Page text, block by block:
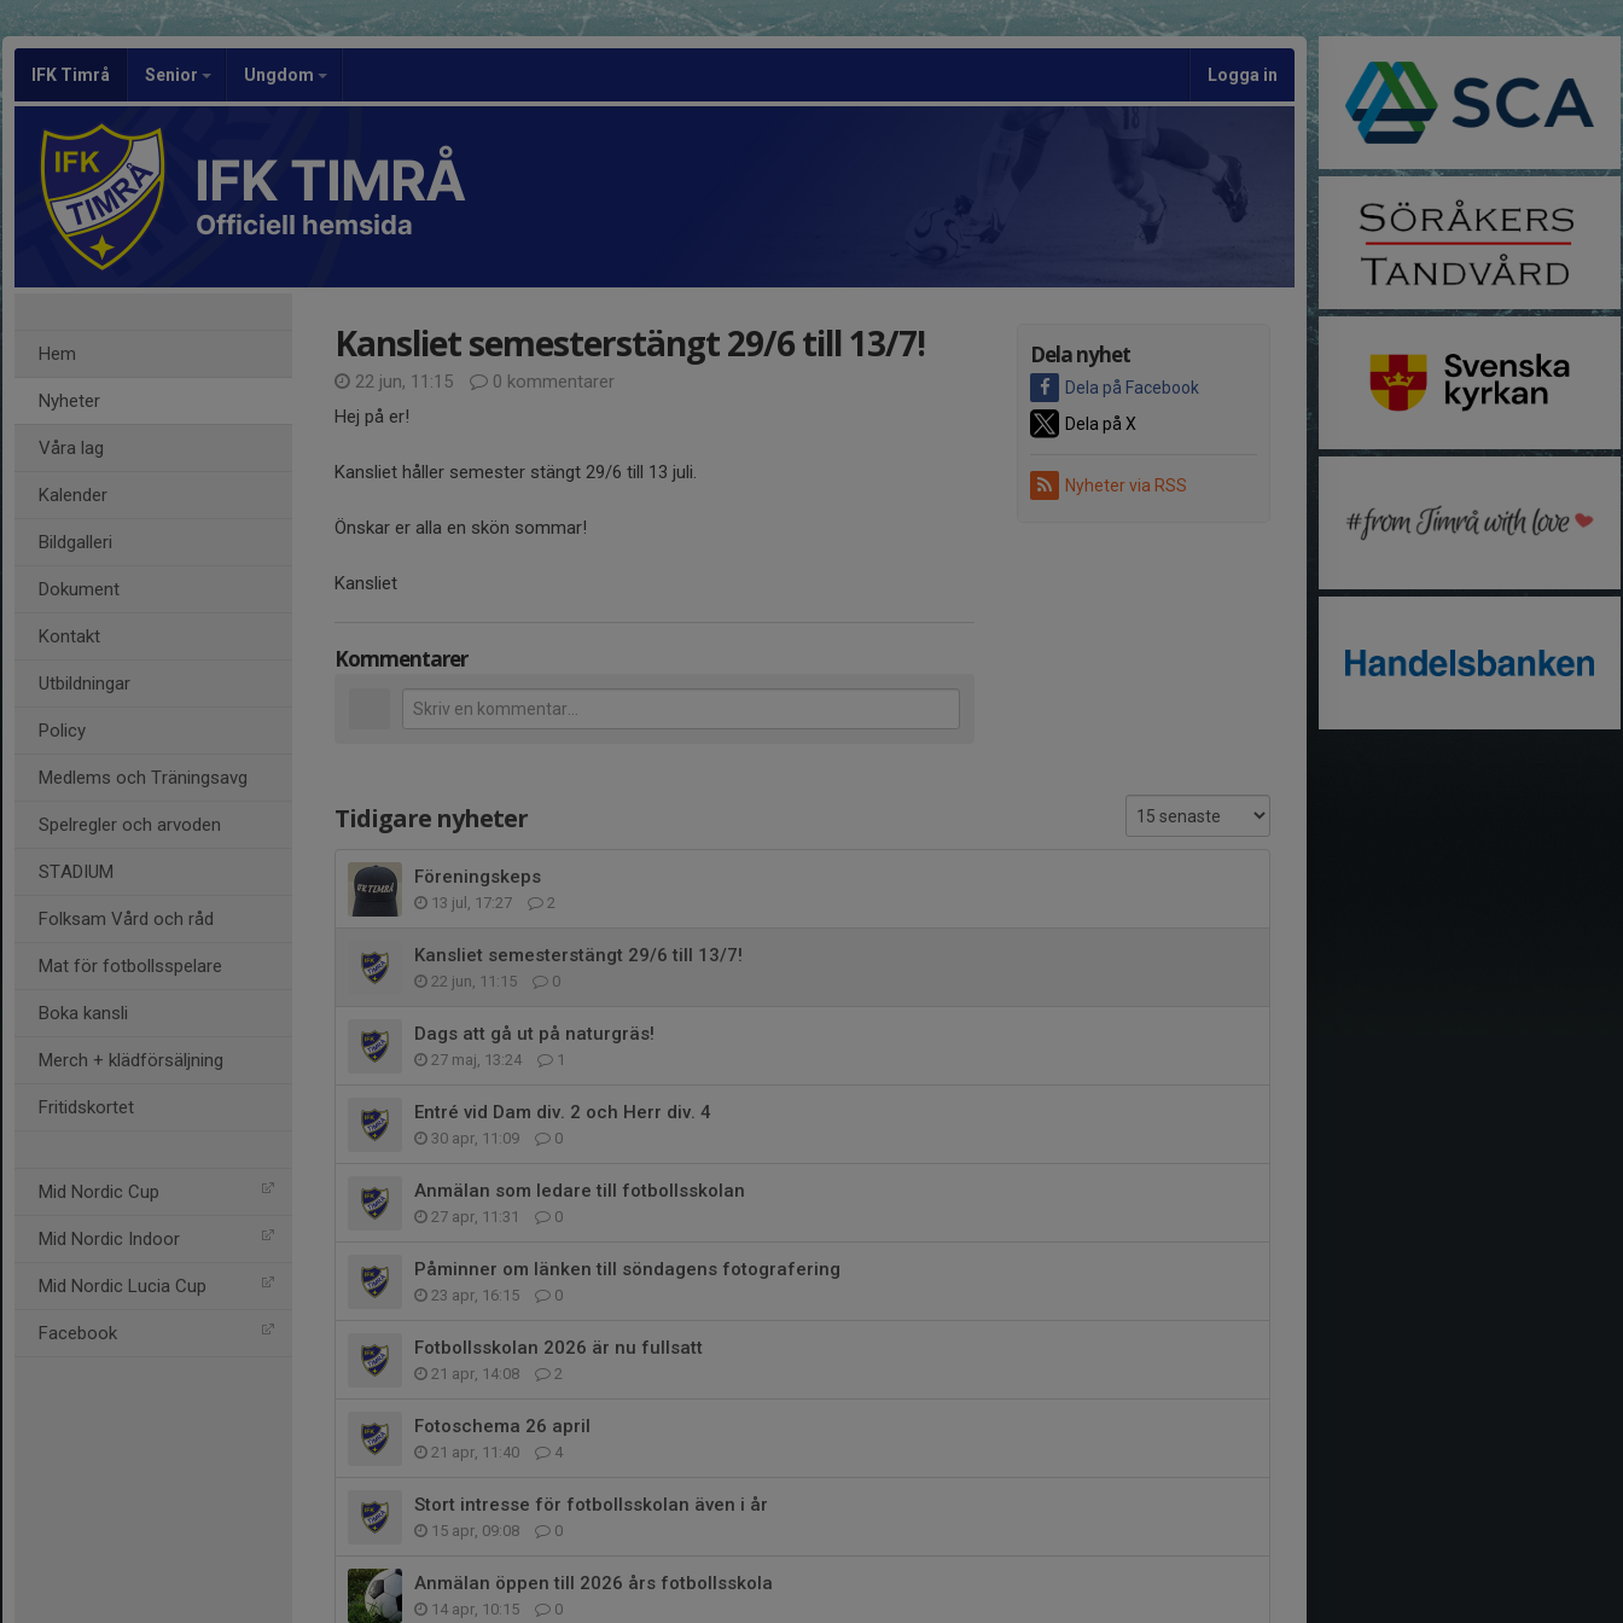
IFK Timrå Senior Ungdom Logga in
IFK TIMRÅ
Officiell hemsida
Hem
Nyheter
Våra lag
Kalender
Bildgalleri
Dokument
Kontakt
Utbildningar
Policy
Medlems och Träningsavg
Spelregler och arvoden
STADIUM
Folksam Vård och råd
Mat för fotbollsspelare
Boka kansli
Merch + klädförsäljning
Fritidskortet
Mid Nordic Cup
Mid Nordic Indoor
Mid Nordic Lucia Cup
Facebook
Dela nyhet
Dela på Facebook
Dela på X
Nyheter via RSS
Kansliet semesterstängt 29/6 till 13/7!
22 jun, 11:15
0 kommentarer
Hej på er!
Kansliet håller semester stängt 29/6 till 13 juli.
Önskar er alla en skön sommar!
Kansliet
Kommentarer
Tidigare nyheter
Föreningskeps
13 jul, 17:27 2
Kansliet semesterstängt 29/6 till 13/7!
22 jun, 11:15 0
Dags att gå ut på naturgräs!
27 maj, 13:24 1
Entré vid Dam div. 2 och Herr div. 4
30 apr, 11:09 0
Anmälan som ledare till fotbollsskolan
27 apr, 11:31 0
Påminner om länken till söndagens fotografering
23 apr, 16:15 0
Fotbollsskolan 2026 är nu fullsatt
21 apr, 14:08 2
Fotoschema 26 april
21 apr, 11:40 4
Stort intresse för fotbollsskolan även i år
15 apr, 09:08 0
Anmälan öppen till 2026 års fotbollsskola
14 apr, 10:15 0